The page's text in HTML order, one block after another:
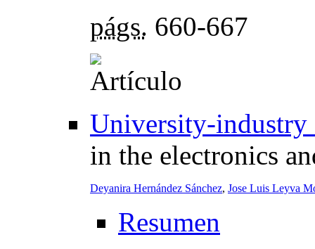
págs. 660-667
University-industry
in the electronics
Deyanira Hernández Sánchez, Jose Luis Leyva
Resumen